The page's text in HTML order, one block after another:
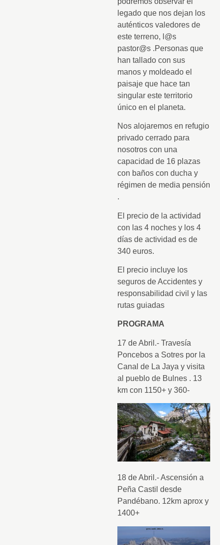
legado que nos dejan los
auténticos valedores de
este terreno, l@s
pastor@s .Personas que
han tallado con sus
manos y moldeado el
paisaje que hace tan
singular este territorio
único en el planeta.
Nos alojaremos en refugio
privado cerrado para
nosotros con una
capacidad de 16 plazas
con baños con ducha y
régimen de media pensión
.
El precio de la actividad
con las 4 noches y los 4
días de actividad es de
340 euros.
El precio incluye los
seguros de Accidentes y
responsabilidad civil y las
rutas guiadas
PROGRAMA
17 de Abril.- Travesía
Poncebos a Sotres por la
Canal de La Jaya y visita
al pueblo de Bulnes . 13
km con 1150+ y 360-
18 de Abril.- Ascensión a
Peña Castil desde
Pandébano. 12km aprox y
1400+